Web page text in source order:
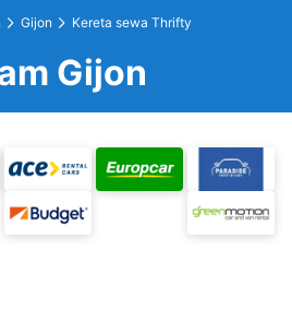
Gijon Kereta sewa Thrifty
Gijon